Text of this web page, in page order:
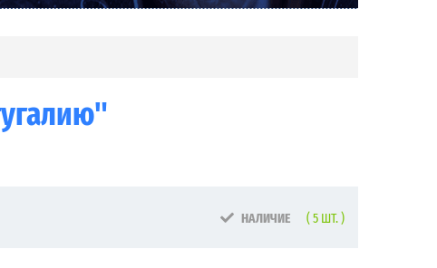
НАЛИЧИЕ ( 5 ШТ. )